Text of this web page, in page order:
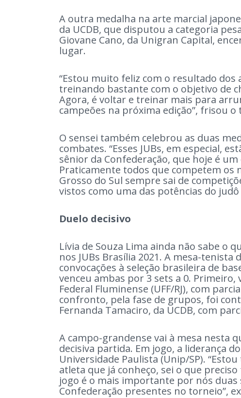
A outra medalha na arte marcial
da UCDB, que disputou a categoria
Giovane Cano, da Unigran Capital,
lugar.
“Estou muito feliz com o resultado dos
treinando bastante com o objetivo de
Agora, é voltar e treinar mais para
campeões na próxima edição”, frisou o
O sensei também celebrou as duas
combates. “Esses JUBs, em especial,
sênior da Confederação, que hoje é
Praticamente todos que competem os
Grosso do Sul sempre sai de
vistos como uma das potências do judô
Duelo decisivo
Lívia de Souza Lima ainda não sabe o
nos JUBs Brasília 2021. A mesa-
convocações à seleção brasileira de
venceu ambas por 3 sets a 0.
Federal Fluminense (UFF/RJ), com
confronto, pela fase de grupos, foi
Fernanda Tamaciro, da UCDB, com
A campo-grandense vai à mesa nesta
decisiva partida. Em jogo, a liderança
Universidade Paulista (Unip/SP).
atleta que já conheço, sei o que
jogo é o mais importante por nós
Confederação presentes no torneio”,